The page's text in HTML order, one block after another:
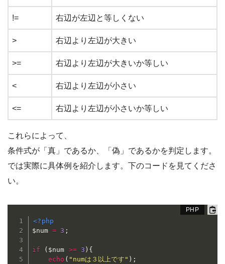
!= 右辺が左辺と等しくない
> 右辺より左辺が大きい
>= 右辺より左辺が大きいか等しい
< 右辺より左辺が小さい
<= 右辺より左辺が小さいか等しい
これらによって、
条件式が「真」であるか、「偽」であるかを判定します。
では実際に具体例を紹介します。下のコードを見てくださ
い。
<?php
$num = 3 ;
if ( $num >= 3 ) {
echo ( "numは３以上です" ) ;